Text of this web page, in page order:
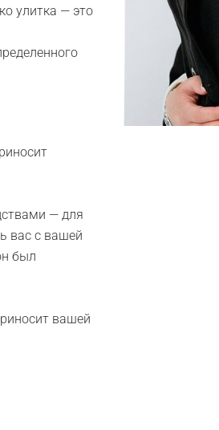
улитка — это
— для
вас с вашей
был
вашей